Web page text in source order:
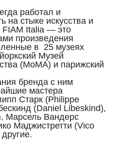
работал и
на стыке искусства и
FIAM Italia — это
произведения
в 25 музеях
Музей
(MoMA) и парижский
бренда с ним
мастера
Старк (Philippe
(Daniel Libeskind),
Марсель Вандерс
Маджистретти (Vico